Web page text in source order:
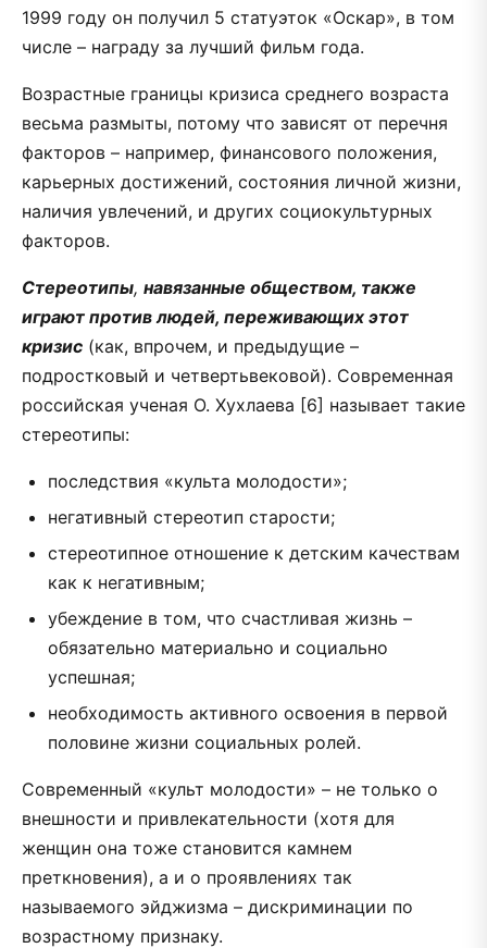
1999 году он получил 5 статуэток «Оскар», в том
числе – награду за лучший фильм года.
Возрастные границы кризиса среднего возраста
весьма размыты, потому что зависят от перечня
факторов – например, финансового положения,
карьерных достижений, состояния личной жизни,
наличия увлечений, и других социокультурных
факторов.
Стереотипы, навязанные обществом, также
играют против людей, переживающих этот
кризис (как, впрочем, и предыдущие –
подростковый и четвертьвековой). Современная
российская ученая О. Хухлаева [6] называет такие
стереотипы:
последствия «культа молодости»;
негативный стереотип старости;
стереотипное отношение к детским качествам
как к негативным;
убеждение в том, что счастливая жизнь –
обязательно материально и социально
успешная;
необходимость активного освоения в первой
половине жизни социальных ролей.
Современный «культ молодости» – не только о
внешности и привлекательности (хотя для
женщин она тоже становится камнем
преткновения), а и о проявлениях так
называемого эйджизма – дискриминации по
возрастному признаку.